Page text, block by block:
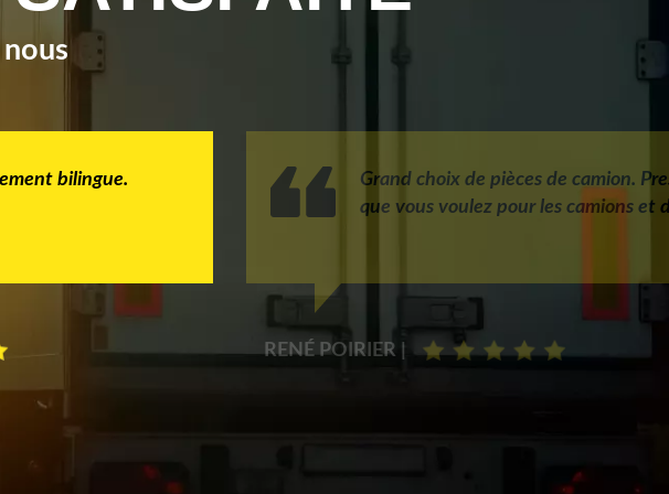
bilingue.
Grand choix de pièces de camion.
que vous voulez pour les camions et
RENÉ POIRIER |